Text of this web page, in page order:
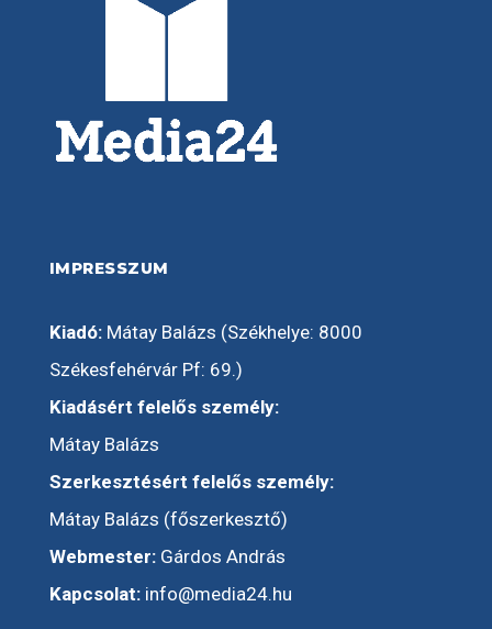
IMPRESSZUM
Kiadó:Mátay Balázs (Székhelye: 8000
Székesfehérvár Pf: 69.)
Kiadásért felelős személy:
Mátay Balázs
Szerkesztésért felelős személy:
Mátay Balázs (főszerkesztő)
Webmester:Gárdos András
Kapcsolat: info@media24.hu